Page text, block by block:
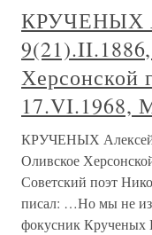
КРУЧЕНЫХ
Херсонской
17.VI.1968,
КРУЧЕНЫХ Алексей
Оливское
Советский поэт
писал: …Но мы не
фокусник